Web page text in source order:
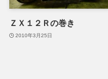
ＺＸ１２Ｒの巻き
2010年3月25日